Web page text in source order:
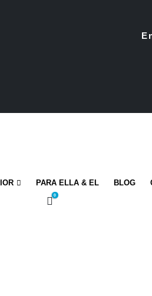
PARA ELLA & EL BLOG
0